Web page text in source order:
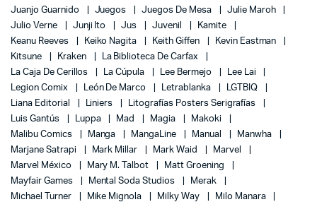
Juanjo Guarnido
Juegos Juegos De Mesa
Julie Maroh
Julio Verne
Junji Ito Jus Juvenil
Kamite
Keanu Reeves
Keiko Nagita Keith Giffen
Kevin Eastman
Kitsune
Kraken
La Biblioteca De Carfax
La Caja De Cerillos
La Cúpula Lee Bermejo
Lee Lai
Legion Comix
León De Marco Letrablanka
LGTBIQ
Liana Editorial
Liniers
Litografías Posters Serigrafías
Luis Gantús
Luppa Mad Magia
Makoki
Malibu Comics
Manga MangaLine Manual
Manwha
Marjane Satrapi
Mark Millar Mark Waid
Marvel
Marvel México
Mary M. Talbot
Matt Groening
Mayfair Games
Mental Soda Studios
Merak
Michael Turner
Mike Mignola Milky Way
Milo Manara